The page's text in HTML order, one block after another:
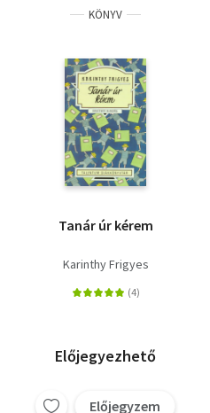
KÖNYV
Tanár úr kérem
Karinthy Frigyes
Előjegyezhető
Előjegyzem